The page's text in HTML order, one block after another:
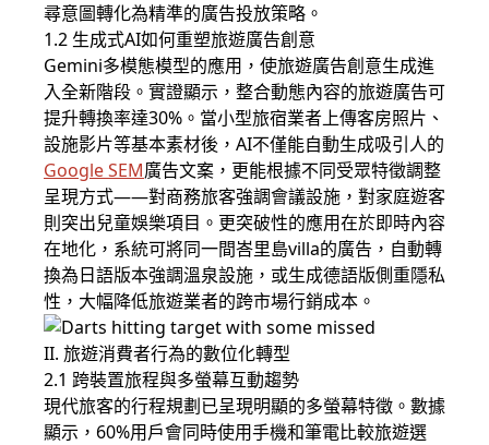
尋意圖轉化為精準的廣告投放策略。
1.2 生成式AI如何重塑旅遊廣告創意
Gemini多模態模型的應用，使旅遊廣告創意生成進
入全新階段。實證顯示，整合動態內容的旅遊廣告可
提升轉換率達30%。當小型旅宿業者上傳客房照片、
設施影片等基本素材後，AI不僅能自動生成吸引人的
Google SEM廣告文案，更能根據不同受眾特徵調整
呈現方式——對商務旅客強調會議設施，對家庭遊客
則突出兒童娛樂項目。更突破性的應用在於即時內容
在地化，系統可將同一間峇里島villa的廣告，自動轉
換為日語版本強調溫泉設施，或生成德語版側重隱私
性，大幅降低旅遊業者的跨市場行銷成本。
II. 旅遊消費者行為的數位化轉型
2.1 跨裝置旅程與多螢幕互動趨勢
現代旅客的行程規劃已呈現明顯的多螢幕特徵。數據
顯示，60%用戶會同時使用手機和筆電比較旅遊選